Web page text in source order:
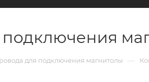
для подключения магнитолы —